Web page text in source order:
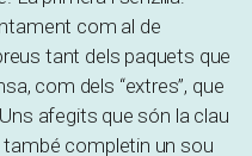
com al de
tant dels paquets que
com dels “extres”, que
afegits que són la clau
també completin un sou